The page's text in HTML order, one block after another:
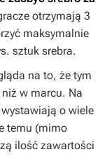
otrzymają 3
maksymalnie
sztuk srebra.
na to, że tym
w marcu. Na
o wiele
temu (mimo
ilość zawartości